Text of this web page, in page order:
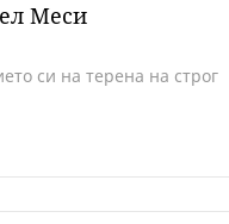
Меси
си на терена на строг